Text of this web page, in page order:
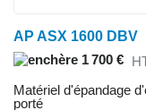
AP ASX 1600 DBV
1 700 €
Matériel d'épandage
porté